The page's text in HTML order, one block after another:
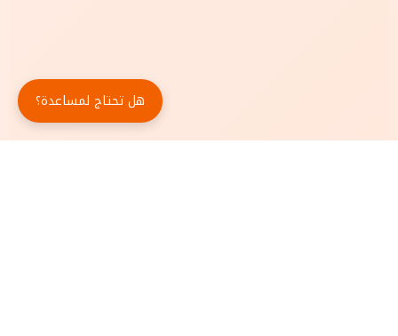
هل تحتاج لمساعدة؟